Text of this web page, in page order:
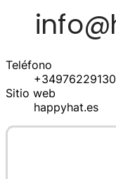
Teléfono
+34976229130
Sitio web
happyhat.es